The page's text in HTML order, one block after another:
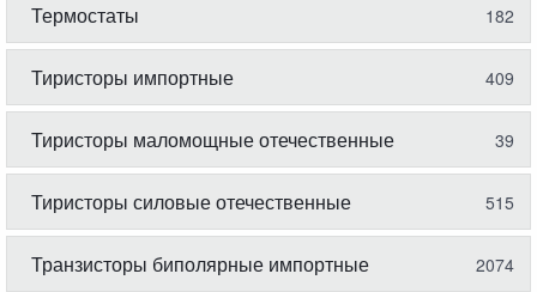
Термостаты 182
Тиристоры импортные 409
Тиристоры маломощные отечественные 39
Тиристоры силовые отечественные 515
Транзисторы биполярные импортные 2074